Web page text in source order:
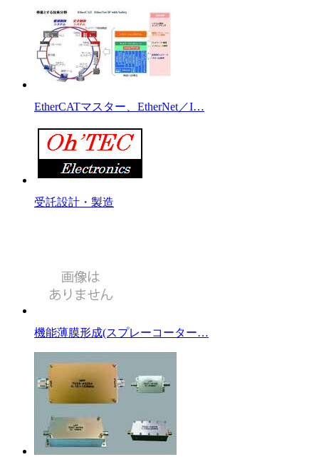
EtherCATマスター、EtherNet／I…
受託設計・製造
機能薄膜形成(スプレーコーター…